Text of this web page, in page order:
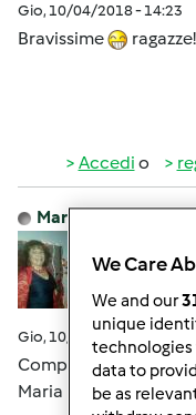
Gio, 10/04/2018 - 14:23
Bravissime
ragazze!
Accedi o
MariaPia66
Gio, 10/04/2018 - 14:23
Complimenti ragazze!
Maria Pia
We Care
We and our
unique
technologies
data to
be as